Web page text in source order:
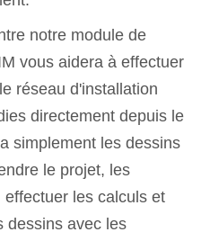
notre module de
vous aidera à effectuer
réseau d'installation
directement depuis le
simplement les dessins
le projet, les
les calculs et
dessins avec les